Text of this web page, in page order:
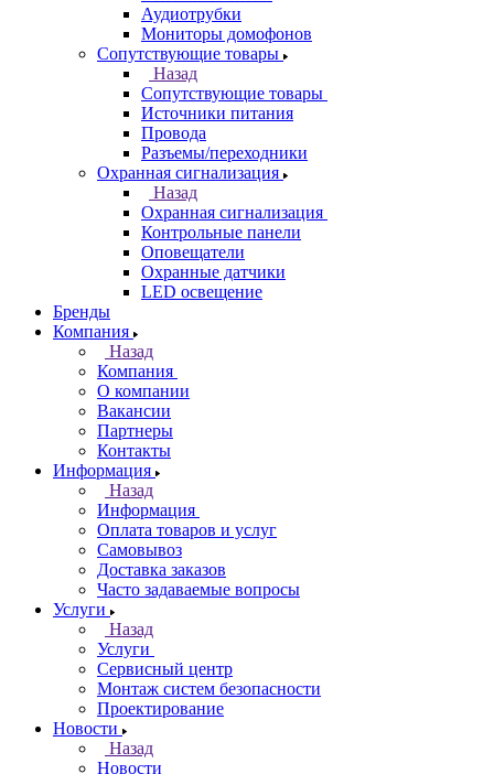
Аудиотрубки
Мониторы домофонов
Сопутствующие товары
Назад
Сопутствующие товары
Источники питания
Провода
Разъемы/переходники
Охранная сигнализация
Назад
Охранная сигнализация
Контрольные панели
Оповещатели
Охранные датчики
LED освещение
Бренды
Компания
Назад
Компания
О компании
Вакансии
Партнеры
Контакты
Информация
Назад
Информация
Оплата товаров и услуг
Самовывоз
Доставка заказов
Часто задаваемые вопросы
Услуги
Назад
Услуги
Сервисный центр
Монтаж систем безопасности
Проектирование
Новости
Назад
Новости